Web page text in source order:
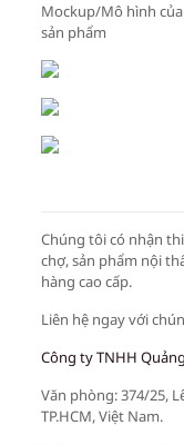
Mockup/Mô hình
sản phẩm
Chúng tôi có nhận
chợ, sản phẩm nội
hàng cao cấp.
Liên hệ ngay với
Công ty TNHH
Văn phòng: 374/25,
TP.HCM, Việt Nam.